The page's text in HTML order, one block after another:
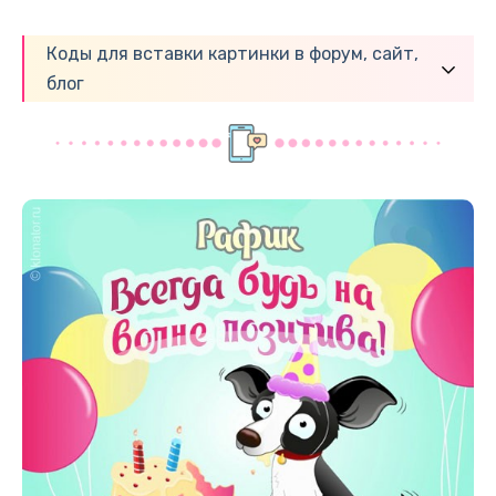
Коды для вставки картинки в форум, сайт,
блог